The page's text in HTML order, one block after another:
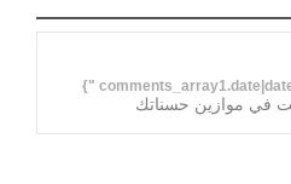
في موازين حسناتك